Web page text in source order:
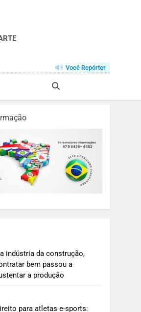
Você Repórter
indústria da construção,
bem passou a
a produção
para atletas e-sports: